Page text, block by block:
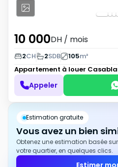
10 000DH / mois
2CH 2SDB 105m²
Appartement à louer
Appeler
Estimation gratuite
Vous avez un bien
Obtenez une estimation basée
votre quartier, en quelques clics.
Estimer